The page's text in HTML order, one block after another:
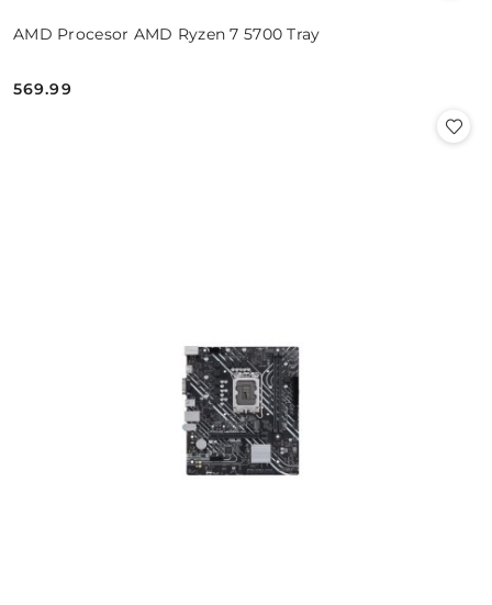
AMD Procesor AMD Ryzen 7 5700 Tray
Cena:
569.99